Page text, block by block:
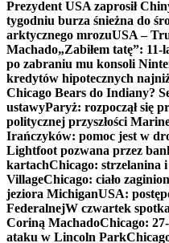
Prezydent USA zaprosił
tygodniu burza śnieżna do
arktycznego mrozuUSA –
Machado„Zabiłem tatę”: 11-
po zabraniu mu konsoli
kredytów hipotecznych
Chicago Bears do Indiany?
ustawyParyż: rozpoczął się
politycznej przyszłości
Irańczyków: pomoc jest w
Lightfoot pozwana przez
kartachChicago: strzelanina
VillageChicago: ciało
jeziora MichiganUSA:
FederalnejW czwartek
Coriną MachadoChicago:
ataku w Lincoln Park